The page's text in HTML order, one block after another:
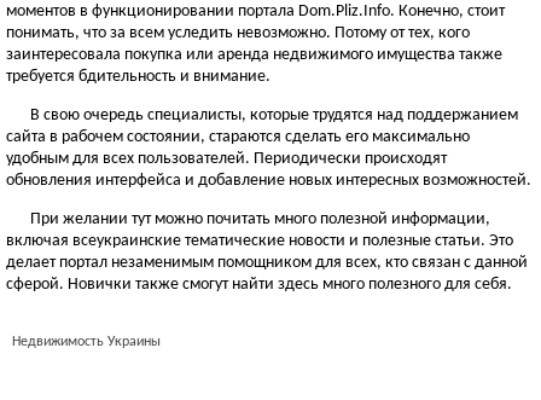
моментов в функционировании портала Dom.Pliz.Info. Конечно, стоит
понимать, что за всем уследить невозможно. Потому от тех, кого
заинтересовала покупка или аренда недвижимого имущества также
требуется бдительность и внимание.
В свою очередь специалисты, которые трудятся над поддержанием
сайта в рабочем состоянии, стараются сделать его максимально
удобным для всех пользователей. Периодически происходят
обновления интерфейса и добавление новых интересных возможностей.
При желании тут можно почитать много полезной информации,
включая всеукраинские тематические новости и полезные статьи. Это
делает портал незаменимым помощником для всех, кто связан с данной
сферой. Новички также смогут найти здесь много полезного для себя.
Недвижимость Украины